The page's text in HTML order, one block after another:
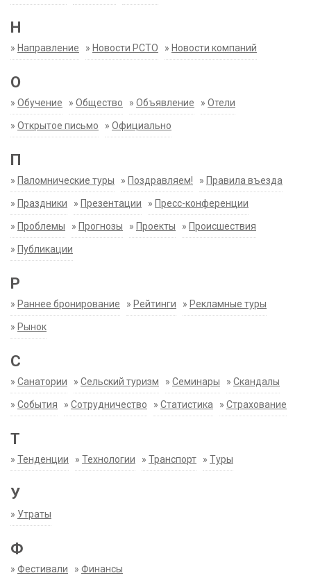
Н
» Направление » Новости РСТО » Новости компаний
О
» Обучение » Общество » Объявление » Отели
» Открытое письмо » Официально
П
» Паломнические туры » Поздравляем! » Правила въезда
» Праздники » Презентации » Пресс-конференции
» Проблемы » Прогнозы » Проекты » Происшествия
» Публикации
Р
» Раннее бронирование » Рейтинги » Рекламные туры
» Рынок
С
» Санатории » Сельский туризм » Семинары » Скандалы
» События » Сотрудничество » Статистика » Страхование
Т
» Тенденции » Технологии » Транспорт » Туры
У
» Утраты
Ф
» Фестивали » Финансы